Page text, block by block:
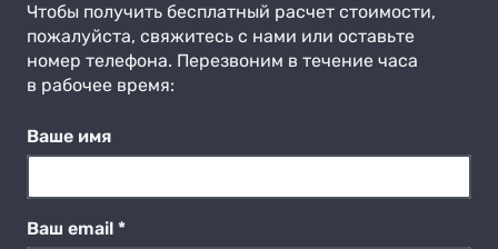
Чтобы получить бесплатный расчет стоимости,
пожалуйста, свяжитесь с нами или оставьте
номер телефона. Перезвоним в течение часа
в рабочее время:
Ваше имя
Ваш email *